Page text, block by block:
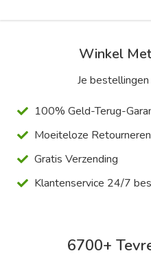
Winkel
Je
100% Geld-Terug-
Moeiteloze Retourneren
Gratis Verzending
Klantenservice 24/7
6700+